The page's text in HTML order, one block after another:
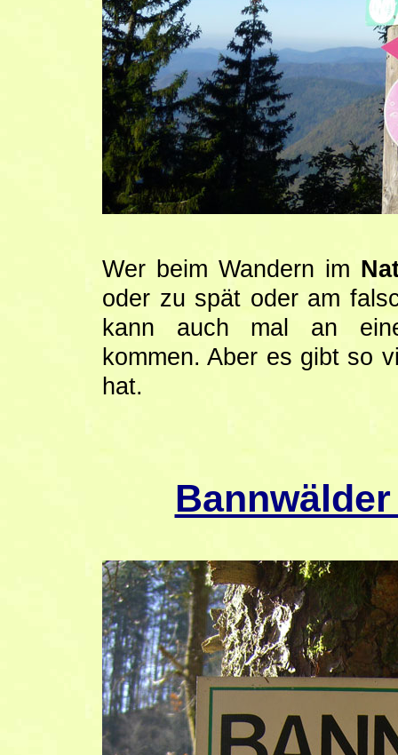
Wer beim Wandern im
oder zu spät oder am
kann auch mal an
kommen. Aber es gibt so
hat.